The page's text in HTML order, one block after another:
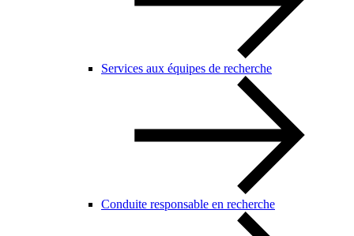
Services aux équipes de recherche
Conduite responsable en recherche